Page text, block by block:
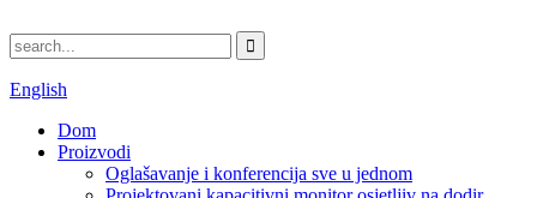
English
Dom
Proizvodi
Oglašavanje i konferencija sve u jednom